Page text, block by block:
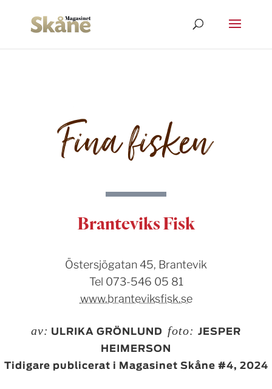
Fina fisken
Branteviks Fisk
Östersjögatan 45, Brantevik
Tel 073-546 05 81
www.branteviksfisk.se
av: ULRIKA GRÖNLUND foto: JESPER
HEIMERSON
Tidigare publicerat i Magasinet Skåne #4, 2024